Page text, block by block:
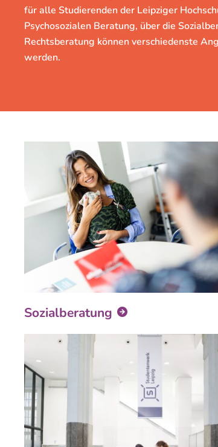
für alle Studierenden der Leipziger
Psychosozialen Beratung, über die
Rechtsberatung können verschiedenste
werden.
Sozialberatung